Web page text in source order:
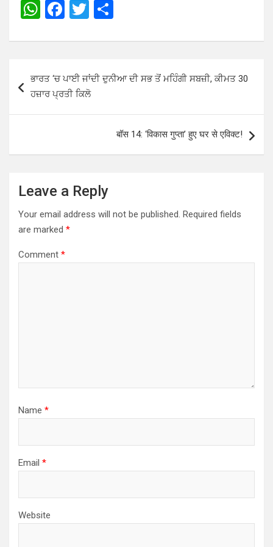
W
at
A
F
ce
o
T
tt
er
ar
e
navigation
ਭਾਰਤ ‘ਚ ਪਾਈ ਜਾਂਦੀ ਦੁਨੀਆ ਦੀ ਸਭ ਤੋਂ ਮਹਿੰਗੀ ਸਬਜ਼ੀ, ਕੀਮਤ 30
ਹਜ਼ਾਰ ਪ੍ਰਤੀ ਕਿਲੋ
बॉस 14: ‘विकास गुप्ता’ हुए घर से एव‍िक्ट!
Leave a Reply
Your email address will not be published. Required fields
are marked *
Comment *
Name *
Email *
Website